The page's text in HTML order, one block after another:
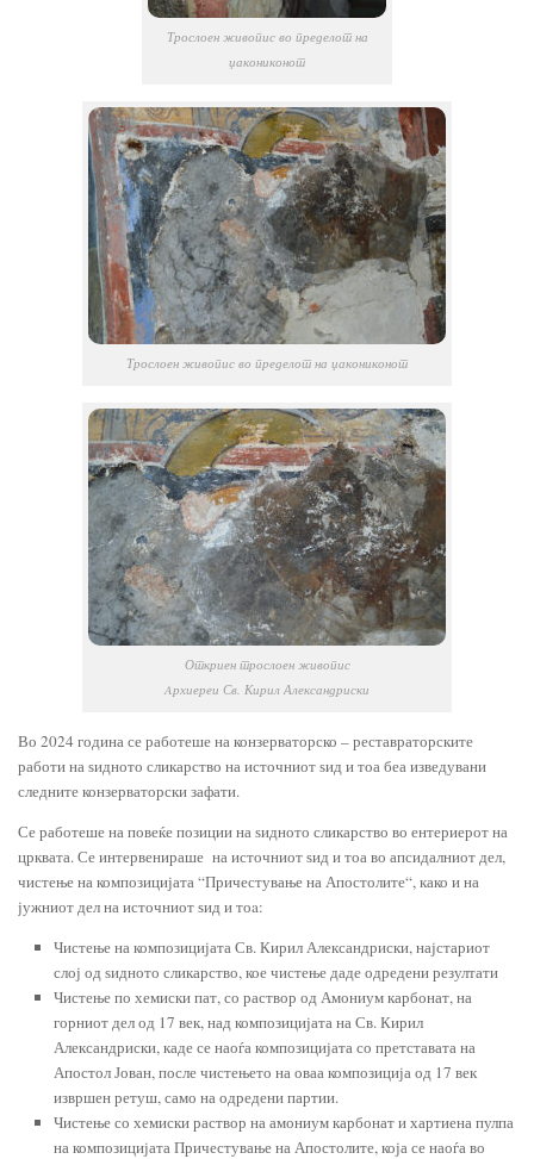
Трослоен живопис во пределот на
џакониконот
Трослоен живопис во пределот на џакониконот
Откриен трослоен живопис
Aрхиереи Св. Кирил Александриски
Во 2024 година се работеше на конзерваторско – реставраторските
работи на ѕидното сликарство на источниот ѕид и тоа беа изведувани
следните конзерваторски зафати.
Се работеше на повеќе позиции на ѕидното сликарство во ентериерот на
црквата. Се интервенираше на источниот ѕид и тоа во апсидалниот дел,
чистење на композицијата “Причестување на Апостолите“, како и на
јужниот дел на источниот ѕид и тоa:
Чистење на композицијата Св. Кирил Александриски, најстариот
слој од ѕидното сликарство, кое чистење даде одредени резултати
Чистење по хемиски пат, со раствор од Амониум карбонат, на
горниот дел од 17 век, над композицијата на Св. Кирил
Александриски, каде се наоѓа композицијата со претставата на
Апостол Јован, после чистењето на оваа композиција од 17 век
извршен ретуш, само на одредени партии.
Чистење со хемиски раствор на амониум карбонат и хартиена пулпа
на композицијата Причестување на Апостолите, која се наоѓа во